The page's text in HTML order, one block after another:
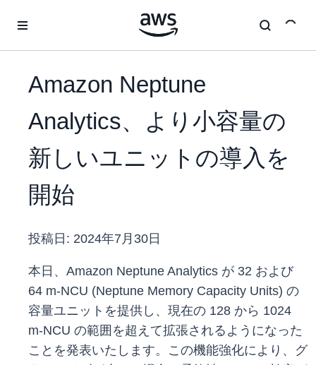
Amazon Neptune
Analytics、より小容量の
新しいユニットの導入を
開始
投稿日: 2024年7月30日
本日、Amazon Neptune Analytics が 32 および
64 m-NCU (Neptune Memory Capacity Units) の
容量ユニットを提供し、現在の 128 から 1024
m-NCU の範囲を超えて拡張されるようになった
ことを発表いたします。この機能強化により、グ